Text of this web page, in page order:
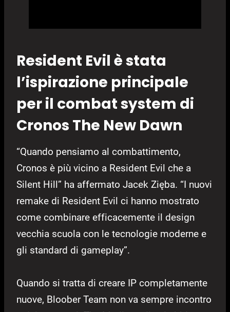
Resident Evil è stata
l’ispirazione principale
per il combat system di
Cronos The New Dawn
“Quando pensiamo al combattimento,
Cronos è più vicino a Resident Evil che a
Silent Hill” ha affermato Jacek Zięba. “I nuovi
remake di Resident Evil ci hanno mostrato
come combinare efficacemente il design
vecchia scuola con le tecnologie moderne e
gli standard di gameplay”.
Quando si tratta di creare IP completamente
nuove, Bloober Team non va sempre incontro